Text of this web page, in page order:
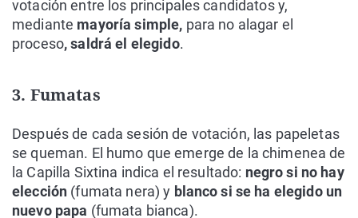
votación entre los principales candidatos y,
mediante mayoría simple, para no alagar el
proceso, saldrá el elegido.
3. Fumatas
Después de cada sesión de votación, las papeletas
se queman. El humo que emerge de la chimenea de
la Capilla Sixtina indica el resultado: negro si no hay
elección (fumata nera) y blanco si se ha elegido un
nuevo papa (fumata bianca).